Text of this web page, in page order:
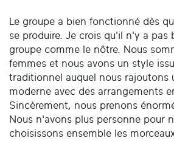
Le groupe a bien fonctionné dès
se produire. Je crois qu'il n'y a pas
groupe comme le nôtre. Nous
femmes et nous avons un style
traditionnel auquel nous rajoutons
moderne avec des arrangements
Sincèrement, nous prenons
Nous n'avons plus personne pour
choisissons ensemble les